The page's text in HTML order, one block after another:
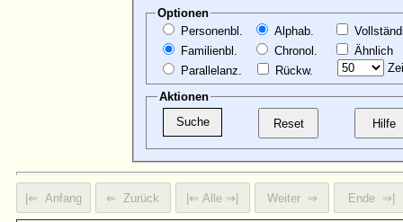
Optionen
Personenbl.
Familienbl.
Parallelanz.
Alphab.
Chronol.
Rückw.
Ähnlich
Aktionen